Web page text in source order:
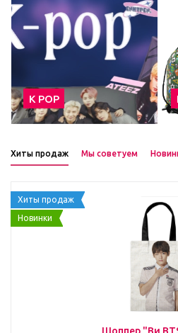
К POP
Хиты продаж Мы советуем
Хиты продаж
Новинки